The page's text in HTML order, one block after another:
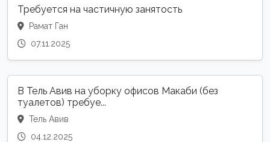
Требуется на частичную занятость
Рамат Ган
07.11.2025
В Тель Авив на уборку офисов Макаби (без
туалетов) требуе...
Тель Авив
04.12.2025